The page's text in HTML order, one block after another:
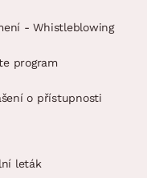
- Whistleblowing
program
o přístupnosti
leták